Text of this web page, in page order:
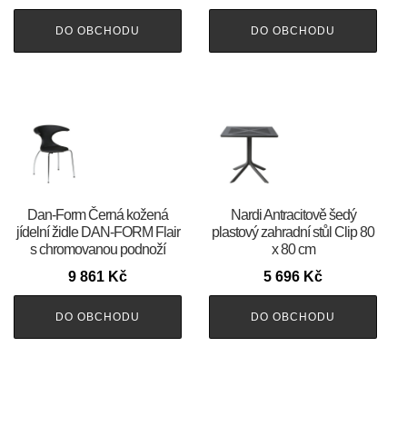
DO OBCHODU DO OBCHODU
​​​​​Dan-Form Černá kožená
jídelní židle DAN-FORM Flair
s chromovanou podnoží
9 861 Kč
DO OBCHODU
Nardi Antracitově šedý
plastový zahradní stůl Clip 80
x 80 cm
5 696 Kč
DO OBCHODU